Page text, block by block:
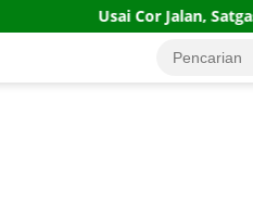
Usai Cor Jalan, Satgas TMMD